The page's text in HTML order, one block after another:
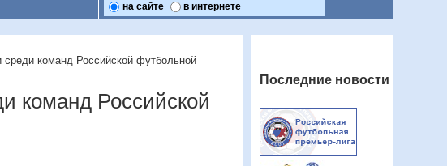
на сайте в интернете
команд Российской футбольной
команд Российской
Последние новости